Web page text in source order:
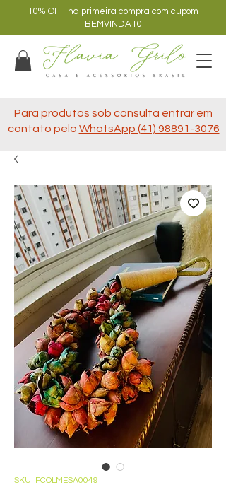
10% OFF na primeira compra com cupom
BEMVINDA10
Para produtos sob consulta entrar em
contato pelo WhatsApp (41) 98891-3076
SKU: FCOLMESA0049